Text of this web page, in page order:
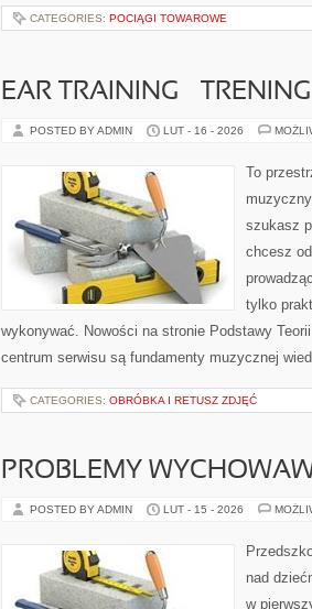
CATEGORIES: POCIĄGI TOWAROWE
EAR TRAINING –
POSTED BY ADMIN LUT - 16 - 2026
To
szukasz
chcesz
tylko
wykonywać. Nowości na stronie Podstawy
centrum serwisu są fundamenty muzycznej
CATEGORIES: OBRÓBKA I RETUSZ ZDJĘĆ
PROBLEMY
POSTED BY ADMIN LUT - 15 - 2026
nad
w